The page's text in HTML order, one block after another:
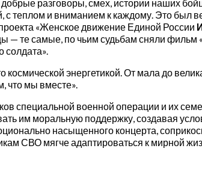
разговоры, смех, истории наших
теплом и вниманием к каждому. Это был
«Женское движение Единой России
те самые, по чьим судьбам сняли фильм
солдата».
энергетикой. От мала до
что мы вместе».
специальной военной операции и их
им моральную поддержку, создавая
насыщенного концерта,
СВО мягче адаптироваться к мирной